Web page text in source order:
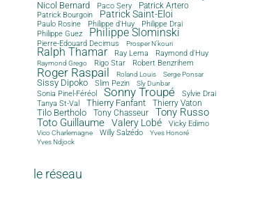
Nicol Bernard Paco Sery
Patrick Artero
Patrick Bourgoin
Patrick Saint-Eloi
Paulo Rosine Philippe d'Huy
Philippe Drai
Philippe Guez
Philippe Slominski
Pierre-Edouard Decimus Prosper N'kouri
Ralph Thamar Ray Lema Raymond d'Huy
Raymond Grego Rigo Star Robert Benzrihem
Roger Raspail Roland Louis Serge Ponsar
Sissy Dipoko Slim Pezin Sly Dunbar
Sonia Pinel-Féréol Sonny Troupé Sylvie Drai
Tanya St-Val Thierry Fanfant Thierry Vaton
Tilo Bertholo Tony Chasseur
Tony Russo
Toto Guillaume
Valery Lobé Vicky Edimo
Vico Charlemagne Willy Salzédo
Yves Honoré
Yves Ndjock
le réseau